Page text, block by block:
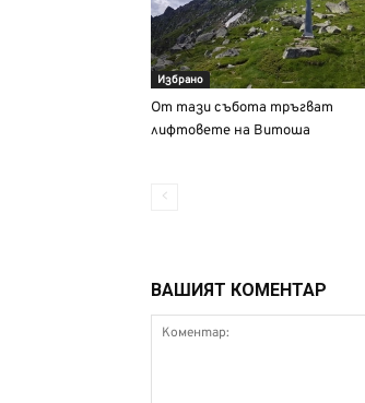
Избрано
От тази събота тръгват
лифтовете на Витоша
ВАШИЯТ КОМЕНТАР